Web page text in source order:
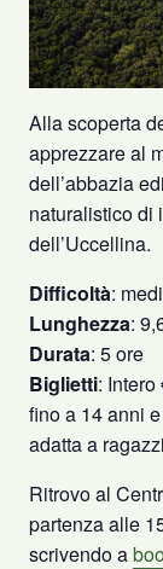
Alla scoperta
apprezzare al
dell’abbazia
naturalistico di
dell’Uccellina.
Difficoltà:
Lunghezza:
Durata: 5 ore
Biglietti:
fino a 14 anni
adatta a
Ritrovo al
partenza alle
scrivendo a